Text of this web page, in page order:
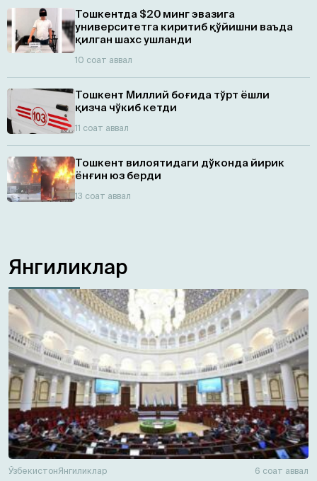
Тошкентда $20 минг эвазига
университетга киритиб қўйишни ваъда
қилган шахс ушланди
10 соат аввал
Тошкент Миллий боғида тўрт ёшли
қизча чўкиб кетди
11 соат аввал
Тошкент вилоятидаги дўконда йирик
ёнғин юз берди
13 соат аввал
Янгиликлар
ЎзбекистонЯнгиликлар 6 соат аввал